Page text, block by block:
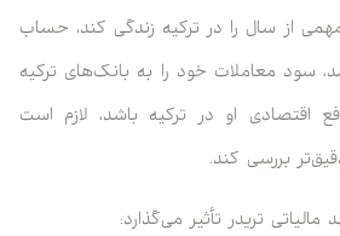
را در ترکیه زندگی کند، حساب
معاملات خود را به بانک‌های ترکیه
او در ترکیه باشد، لازم است
بررسی کند.
تریدر تأثیر می‌گذارد: